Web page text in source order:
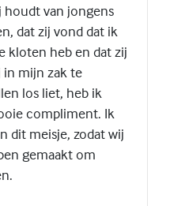
van jongens
dat zij vond dat ik
kloten heb en dat zij
mijn zak te
los liet, heb ik
compliment. Ik
dit meisje, zodat wij
gemaakt om